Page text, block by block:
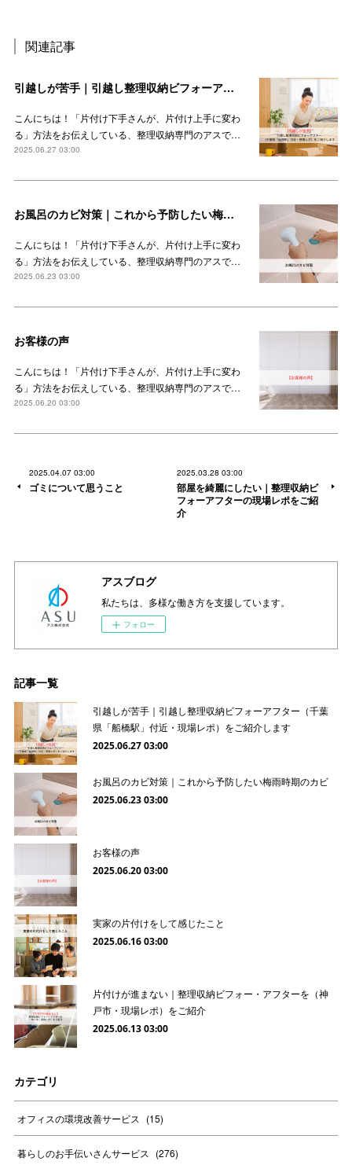
関連記事
引越しが苦手｜引越し整理収納ビフォーアフター（千葉県「船橋駅」付近・現場レポ）をご紹介します
こんにちは！「片付け下手さんが、片付け上手に変わ
る」方法をお伝えしている、整理収納専門のアスで…
2025.06.27 03:00
お風呂のカビ対策｜これから予防したい梅雨時期のカビ
こんにちは！「片付け下手さんが、片付け上手に変わ
る」方法をお伝えしている、整理収納専門のアスで…
2025.06.23 03:00
お客様の声
こんにちは！「片付け下手さんが、片付け上手に変わ
る」方法をお伝えしている、整理収納専門のアスで…
2025.06.20 03:00
2025.04.07 03:00
ゴミについて思うこと
2025.03.28 03:00
部屋を綺麗にしたい｜整理収納ビ
フォーアフターの現場レポをご紹
介
アスブログ
私たちは、多様な働き方を支援しています。
フォロー
記事一覧
引越しが苦手｜引越し整理収納ビフォーアフター（千葉
県「船橋駅」付近・現場レポ）をご紹介します
2025.06.27 03:00
お風呂のカビ対策｜これから予防したい梅雨時期のカビ
2025.06.23 03:00
お客様の声
2025.06.20 03:00
実家の片付けをして感じたこと
2025.06.16 03:00
片付けが進まない｜整理収納ビフォー・アフターを（神
戸市・現場レポ）をご紹介
2025.06.13 03:00
カテゴリ
オフィスの環境改善サービス (15)
暮らしのお手伝いさんサービス (276)